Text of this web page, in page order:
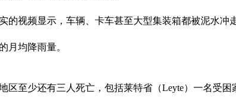
视频显示，车辆、卡车甚至大型集装箱都被泥水冲走
月均降雨量。
至少还有三人死亡，包括莱特省（Leyte）一名受困